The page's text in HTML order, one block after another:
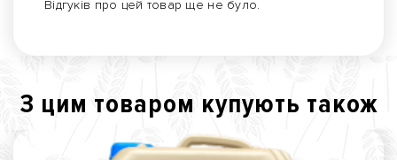
Відгуків про цей товар ще не було.
З цим товаром купують також